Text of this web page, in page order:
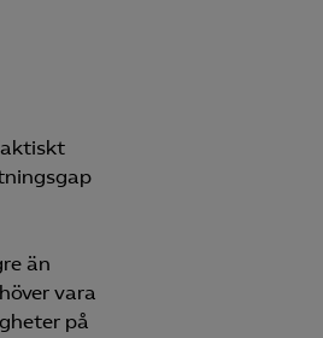
än
vara
på